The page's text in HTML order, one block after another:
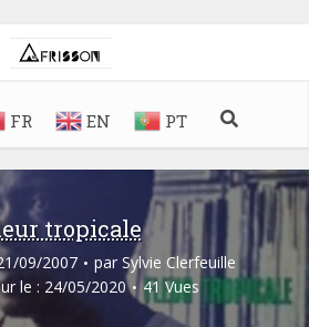
FR EN PT
tropicale
09/2007 par Sylvie Clerfeuille
le : 24/05/2020
41 Vues